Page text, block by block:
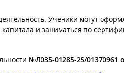
Ученики могут
капитала и заниматься по
№Л035-01285-25/01370961